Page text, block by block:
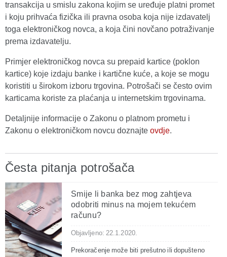
transakcija u smislu zakona kojim se uređuje platni promet
i koju prihvaća fizička ili pravna osoba koja nije izdavatelj
toga elektroničkog novca, a koja čini novčano potraživanje
prema izdavatelju.
Primjer elektroničkog novca su prepaid kartice (poklon
kartice) koje izdaju banke i kartične kuće, a koje se mogu
koristiti u širokom izboru trgovina. Potrošači se često ovim
karticama koriste za plaćanja u internetskim trgovinama.
Detaljnije informacije o Zakonu o platnom prometu i
Zakonu o elektroničkom novcu doznajte ovdje.
Česta pitanja potrošača
Smije li banka bez mog zahtjeva
odobriti minus na mojem tekućem
računu?
Objavljeno: 22.1.2020.
Prekoračenje može biti prešutno ili dopušteno